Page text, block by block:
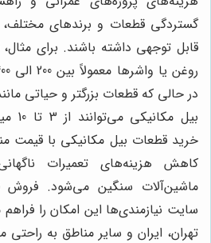
گستردگی قطعات و برندهای مختلف،
قابل توجهی داشته باشند. برای
در حالی که قطعات بزرگتر و حیاتی
خرید قطعات بیل مکانیکی با قیمت
کاهش هزینه‌های تعمیرات
ماشین‌آلات سنگین می‌شود. فروش
سایت نیازمندی‌ها این امکان را
تهران، ایران و سایر مناطق به